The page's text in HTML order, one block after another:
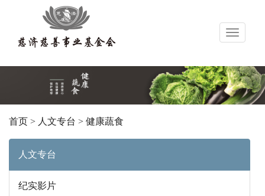
导
首页 > 人文专台 > 健康蔬食
人文专台
纪实影片